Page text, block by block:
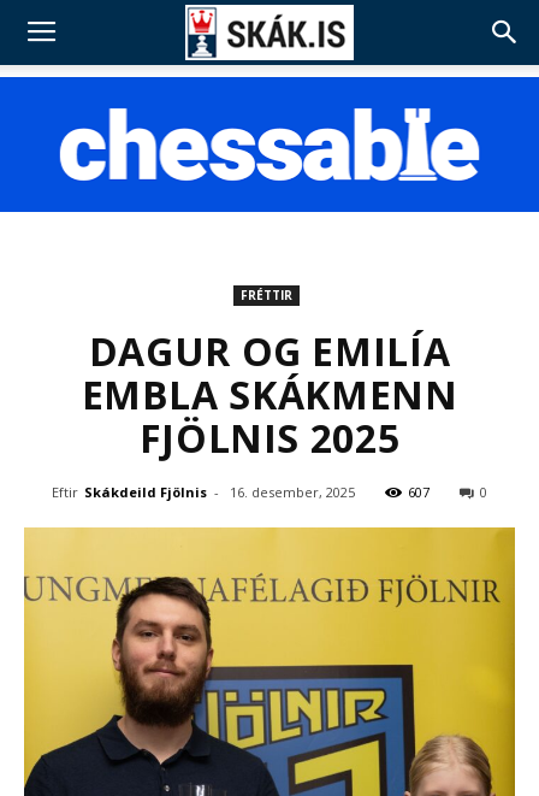
FRÉTTIR
DAGUR OG EMILÍA
EMBLA SKÁKMENN
FJÖLNIS 2025
Eftir Skákdeild Fjölnis - 16. desember, 2025 607 0